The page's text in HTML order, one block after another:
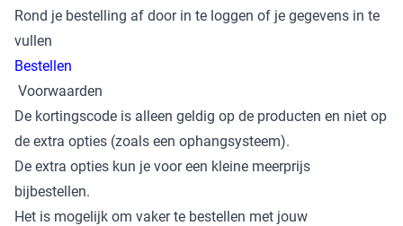
Rond je bestelling af door in te loggen of je gegevens in te
vullen
Bestellen
Voorwaarden
De kortingscode is alleen geldig op de producten en niet op
de extra opties (zoals een ophangsysteem).
De extra opties kun je voor een kleine meerprijs
bijbestellen.
Het is mogelijk om vaker te bestellen met jouw